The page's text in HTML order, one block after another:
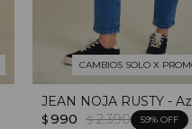
CAMBIOS SOLO X
JEAN NOJA RUSTY -
$ 990 $ 2.390 59